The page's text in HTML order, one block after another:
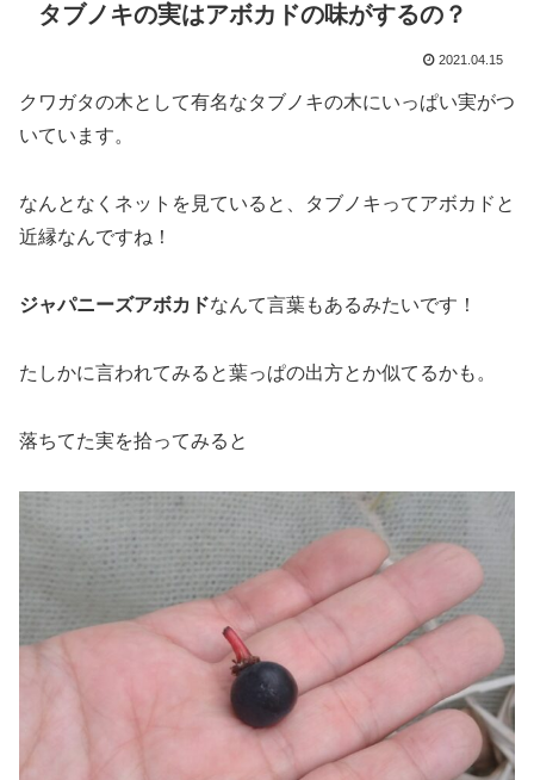
タブノキの実はアボカドの味がするの？
2021.04.15
クワガタの木として有名なタブノキの木にいっぱい実がつ
いています。
なんとなくネットを見ていると、タブノキってアボカドと
近縁なんですね！
ジャパニーズアボカドなんて言葉もあるみたいです！
たしかに言われてみると葉っぱの出方とか似てるかも。
落ちてた実を拾ってみると